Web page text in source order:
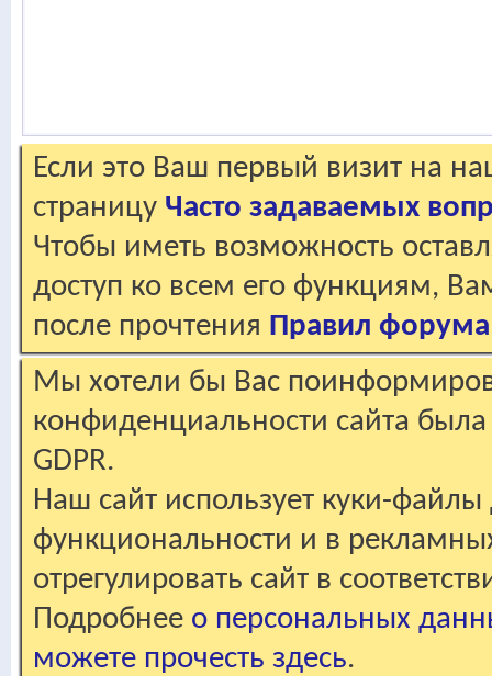
Если это Ваш первый визит на
страницу Часто задаваемых
Чтобы иметь возможность
доступ ко всем его функциям,
после прочтения Правил форума
Мы хотели бы Вас
конфиденциальности сайта
GDPR.
Наш сайт использует куки-файлы
функциональности и в
отрегулировать сайт в
Подробнее о персональных
можете прочесть здесь.